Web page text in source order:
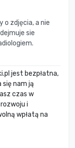
o zdjęcia, a nie
sie
jest bezpłatna,
się nam ją
czas w
i
wpłatą na